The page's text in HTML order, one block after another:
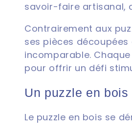
l
l
e
c
t
savoir-faire artisanal,
Contrairement aux
ses pièces
incomparable.
pour offrir un défi
Un puzzle en
Le puzzle en bois se